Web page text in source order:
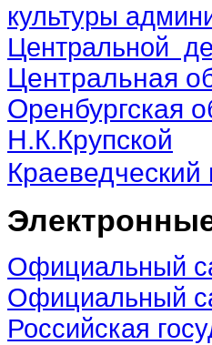
культуры
Центральной
Центральная
Оренбургская
Н.К.Крупской
Официальный
Официальный
Российская